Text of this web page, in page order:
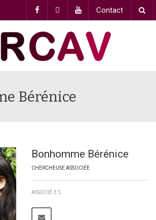
Contact
Bérénice
Bonhomme Bérénice
CHERCHEUSE ASSOCIÉE
ASSOCIÉ.E.S